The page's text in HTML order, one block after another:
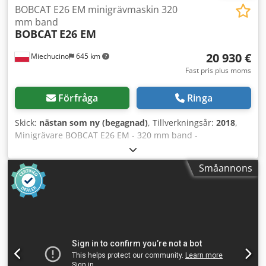
Miechucino 645 km
BOBCAT E26 EM minigrävmaskin 320
mm band
BOBCAT E26 EM
20 930 €
Fast pris plus moms
Förfråga Ringa
Skick: nästan som ny (begagnad), Tillverkningsår: 2018,
Minigrävare BOBCAT E26 EM - 320 mm band -
Tillverkningsår: 2018 Crodpfx Ajtwwr Reifef - 2 660 timmar
driftmotor Motortillverkare: Kubota Motoreffekt: 15,3 kW
(vid 2 400 varv/min) Motormodell: D1105-E2B-BCZ-2
Bränsletyp: diesel Antal cylindrar: 3 Slagvolym: 1,123 l
Vridmoment: 71,2 Nm Kylning: vatten Mått totalhöjd: 2 357
Driftsvikt med stängd och uppvärmd hytt: 3 188 kg
Hydraulsystem Pumpkapacitet: 2 x 28,8 l/min
Småannons